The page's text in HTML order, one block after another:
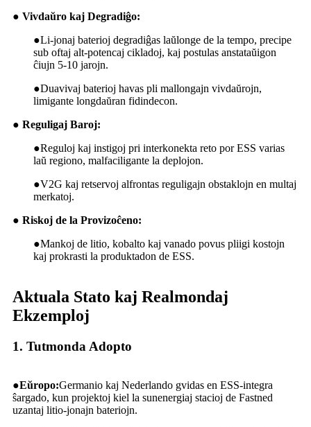
● Vivdaŭro kaj Degradiĝo:
●Li-jonaj baterioj degradiĝas laŭlonge de la tempo, precipe
sub oftaj alt-potencaj cikladoj, kaj postulas anstataŭigon
ĉiujn 5-10 jarojn.
●Duavivaj baterioj havas pli mallongajn vivdaŭrojn,
limigante longdaŭran fidindecon.
● Reguligaj Baroj:
●Reguloj kaj instigoj pri interkonekta reto por ESS varias
laŭ regiono, malfaciligante la deplojon.
●V2G kaj retservoj alfrontas reguligajn obstaklojn en multaj
merkatoj.
● Riskoj de la Provizoĉeno:
●Mankoj de litio, kobalto kaj vanado povus pliigi kostojn
kaj prokrasti la produktadon de ESS.
Aktuala Stato kaj Realmondaj
Ekzemploj
1. Tutmonda Adopto
●Eŭropo:Germanio kaj Nederlando gvidas en ESS-integra
ŝargado, kun projektoj kiel la sunenergiaj stacioj de Fastned
uzantaj litio-jonajn bateriojn.